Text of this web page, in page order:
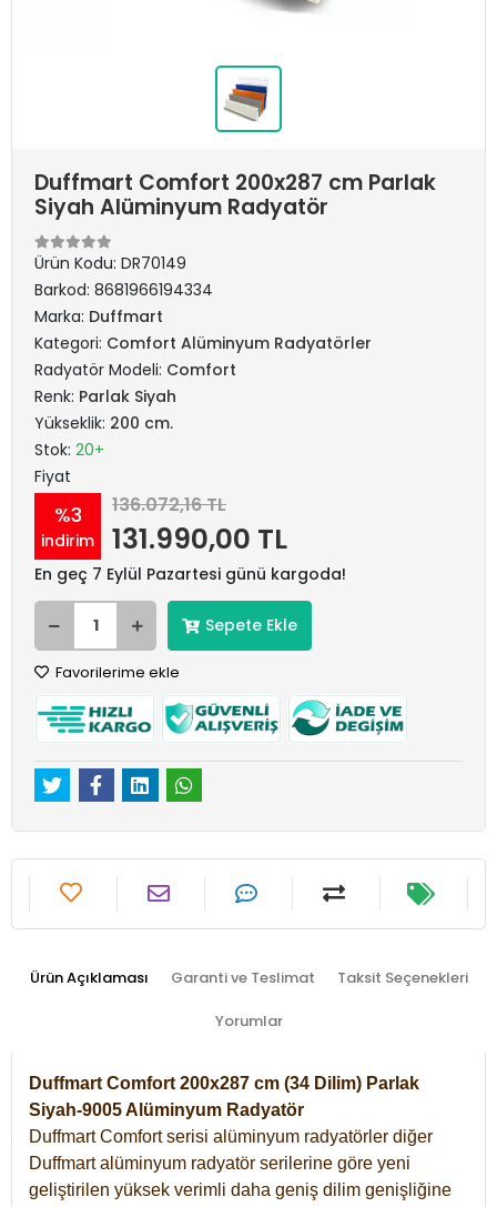
Duffmart Comfort 200x287 cm Parlak
Siyah Alüminyum Radyatör
Ürün Kodu: DR70149
Barkod: 8681966194334
Marka: Duffmart
Kategori: Comfort Alüminyum Radyatörler
Radyatör Modeli: Comfort
Renk: Parlak Siyah
Yükseklik: 200 cm.
Stok: 20+
Fiyat
%3
indirim
136.072,16 TL
131.990,00 TL
En geç 7 Eylül Pazartesi günü kargoda!
Sepete Ekle
Favorilerime ekle
Ürün Açıklaması Garanti ve Teslimat Taksit Seçenekleri
Yorumlar
Duffmart Comfort 200x287 cm (34 Dilim) Parlak
Siyah-9005 Alüminyum Radyatör
Duffmart Comfort serisi alüminyum radyatörler diğer
Duffmart alüminyum radyatör serilerine göre yeni
geliştirilen yüksek verimli daha geniş dilim genişliğine